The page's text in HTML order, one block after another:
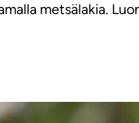
metsälakia.